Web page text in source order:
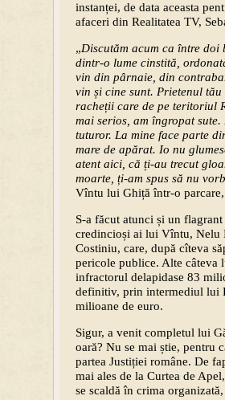
instanței, de data aceasta
afaceri din Realitatea TV,
„Discutăm acum ca între
dintr-o lume cinstită,
vin din pârnaie, din
vin și cine sunt. Prietenul
racheții care de pe teritoriul
mai serios, am îngropat
tuturor. La mine face parte
mare de apărat. Io nu
atent aici, că ți-au trecut
moarte, ți-am spus să nu
Vîntu lui Ghiță într-o
S-a făcut atunci și un
credincioși ai lui Vîntu, Nelu
Costiniu, care, după cîteva
pericole publice. Alte câteva
infractorul delapidase 83
definitiv, prin intermediul lui
milioane de euro.
Sigur, a venit completul lui
oară? Nu se mai știe, pentru
partea Justiției române. De
mai ales de la Curtea de
se scaldă în crima